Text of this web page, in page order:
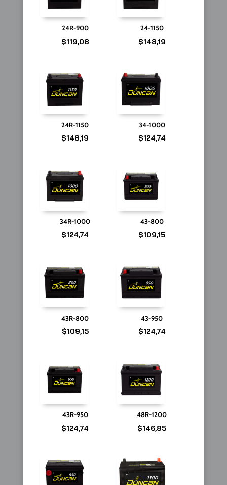
24R-900
$119,08
24-1150
$148,19
24R-1150
$148,19
34-1000
$124,74
34R-1000
$124,74
43-800
$109,15
43R-800
$109,15
43-950
$124,74
43R-950
$124,74
48R-1200
$146,85